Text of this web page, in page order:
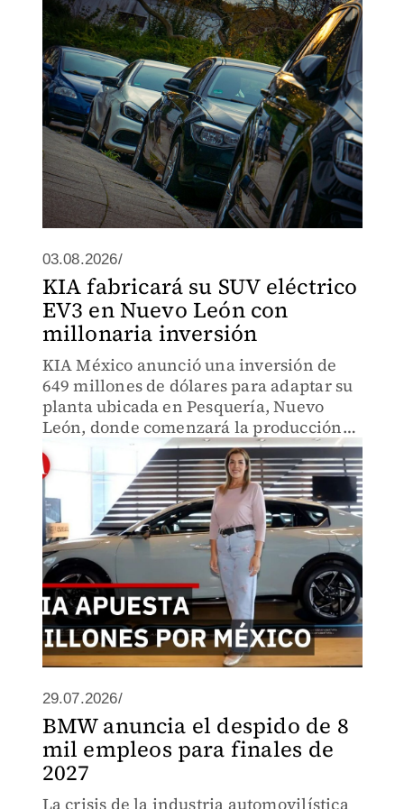
03.08.2026/
KIA fabricará su SUV eléctrico
EV3 en Nuevo León con
millonaria inversión
KIA México anunció una inversión de
649 millones de dólares para adaptar su
planta ubicada en Pesquería, Nuevo
León, donde comenzará la producción
del SUV eléctrico EV3.
29.07.2026/
BMW anuncia el despido de 8
mil empleos para finales de
2027
La crisis de la industria automovilística